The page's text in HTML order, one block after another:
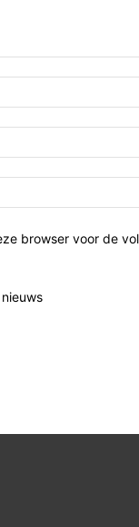
browser voor de